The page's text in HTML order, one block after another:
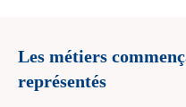
Les métiers
représentés